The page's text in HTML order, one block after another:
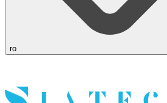
ro